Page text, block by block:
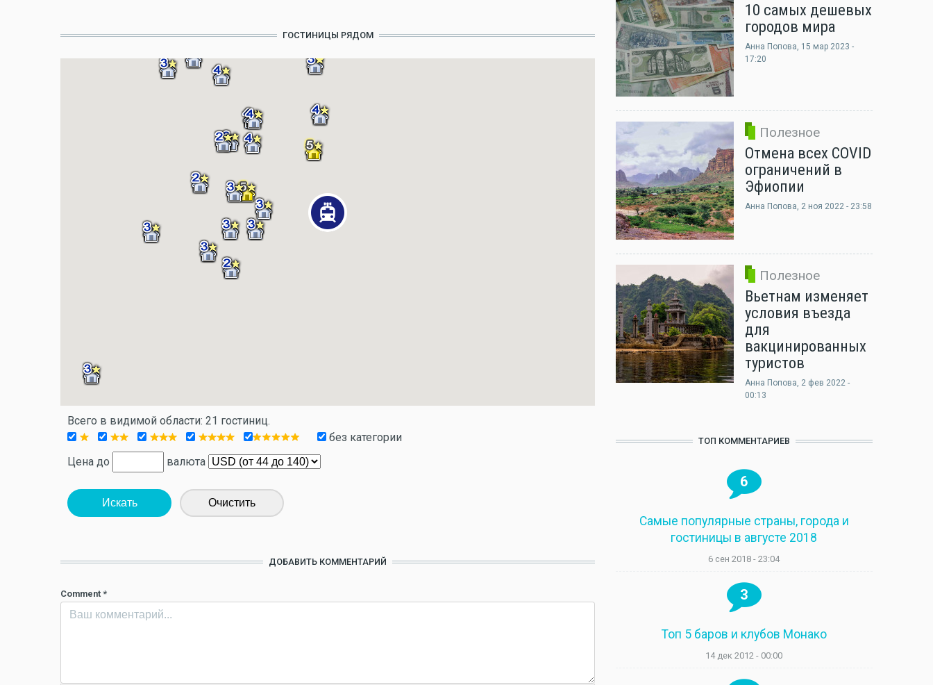
ГОСТИНИЦЫ РЯДОМ
Всего в видимой области: 21 гостиниц.
без категории
Цена до
валюта
Искать Очистить
ДОБАВИТЬ КОММЕНТАРИЙ
Comment *
10 самых дешевых
городов мира
Анна Попова, 15 мар 2023 -
17:20
Полезное
Отмена всех COVID
ограничений в
Эфиопии
Анна Попова, 2 ноя 2022 - 23:58
Полезное
Вьетнам изменяет
условия въезда
для
вакцинированных
туристов
Анна Попова, 2 фев 2022 -
00:13
ТОП КОММЕНТАРИЕВ
6
Самые популярные страны, города и
гостиницы в августе 2018
6 сен 2018 - 23:04
3
Топ 5 баров и клубов Монако
14 дек 2012 - 00:00